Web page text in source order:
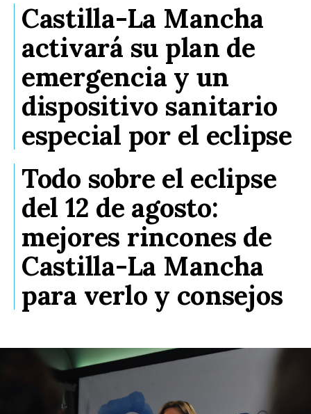
Castilla-La Mancha
activará su plan de
emergencia y un
dispositivo sanitario
especial por el eclipse
Todo sobre el eclipse
del 12 de agosto:
mejores rincones de
Castilla-La Mancha
para verlo y consejos